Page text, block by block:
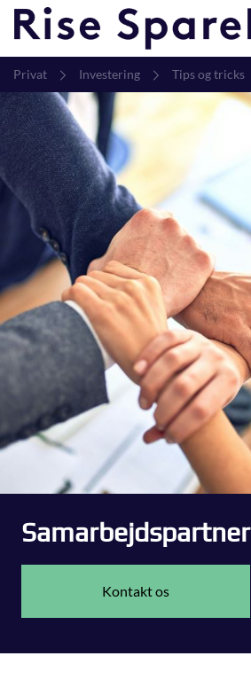
Privat Investering Tips og tricks
Samarbejdspartner
Kontakt os